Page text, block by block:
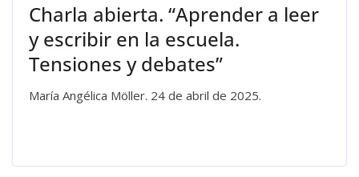
Charla abierta. “Aprender a leer
y escribir en la escuela.
Tensiones y debates”
María Angélica Möller. 24 de abril de 2025.